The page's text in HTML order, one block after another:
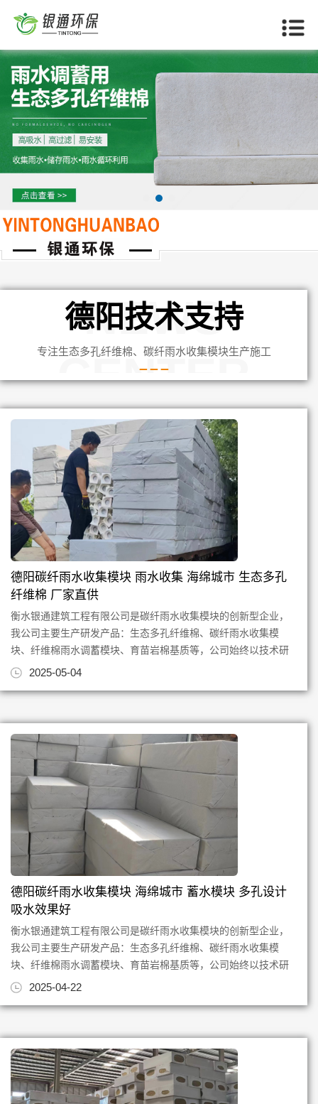
当前位置：首页>>德阳技术支持
德阳技术支持
NEWS
CENTER
专注生态多孔纤维棉、碳纤雨水收集模块生产施工
德阳碳纤雨水收集模块 雨水收集 海绵城市 生态多孔
纤维棉 厂家直供
衡水银通建筑工程有限公司是碳纤雨水收集模块的创新型企业，
我公司主要生产研发产品：生态多孔纤维棉、碳纤雨水收集模
块、纤维棉雨水调蓄模块、育苗岩棉基质等，公司始终以技术研
发创新为根，质量为本，专注...
2025-05-04
德阳碳纤雨水收集模块 海绵城市 蓄水模块 多孔设计
吸水效果好
衡水银通建筑工程有限公司是碳纤雨水收集模块的创新型企业，
我公司主要生产研发产品：生态多孔纤维棉、碳纤雨水收集模
块、纤维棉雨水调蓄模块、育苗岩棉基质等，公司始终以技术研
发创新为根，质量为本，专注...
2025-04-22